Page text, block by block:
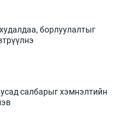
борлуулалтыг
салбарыг хэмнэлтийн